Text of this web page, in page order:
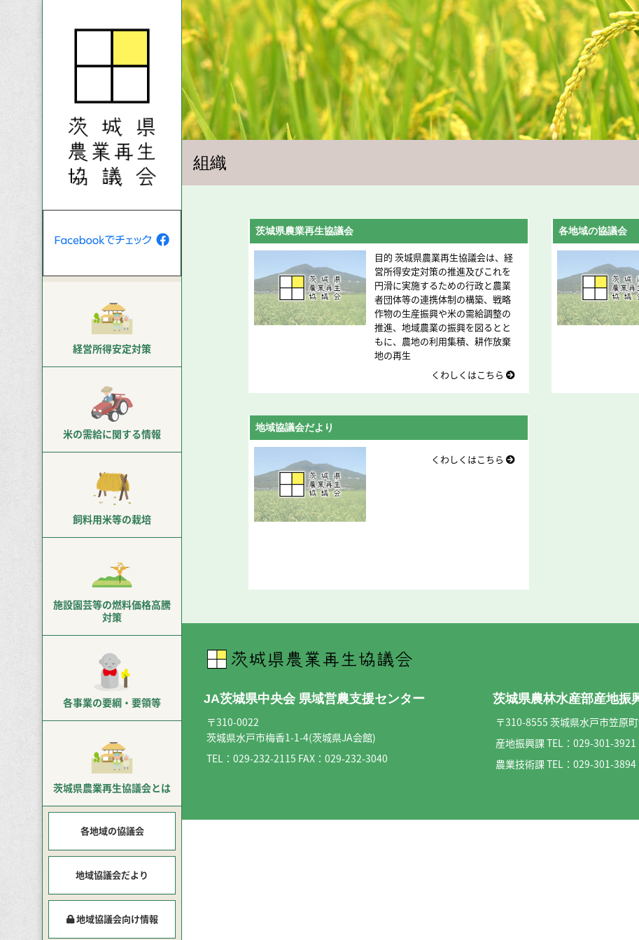
経営所得安定対策
米の需給に関する情報
飼料用米等の栽培
施設園芸等の燃料価格高騰
対策
各事業の要綱・要領等
茨城県農業再生協議会とは
各地域の協議会
地域協議会だより
地域協議会向け情報
組織
茨城県農業再生協議会
目的 茨城県農業再生協議会は、経
営所得安定対策の推進及びこれを
円滑に実施するための行政と農業
者団体等の連携体制の構築、戦略
作物の生産振興や米の需給調整の
推進、地域農業の振興を図るとと
もに、農地の利用集積、耕作放棄
地の再生
くわしくはこちら
各地域の協議会
地域協議会だより
くわしくはこちら
JA茨城県中央会 県域営農支援センター
〒310-0022
茨城県水戸市梅香1-1-4(茨城県JA会館)
TEL： 029-232-2115 FAX：029-232-3040
茨城県農林水産部産地振
〒310-8555 茨城県水戸市笠原
産地振興課 TEL：029-301-3921
農業技術課 TEL：029-301-3894